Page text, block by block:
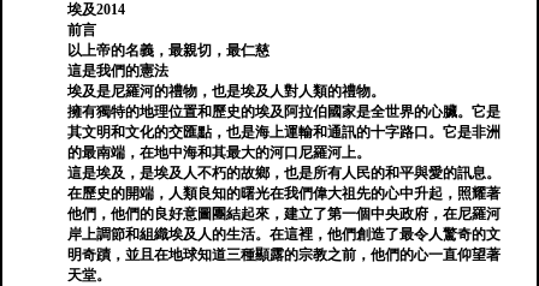
埃及2014
前言
以上帝的名義，最親切，最仁慈
這是我們的憲法
埃及是尼羅河的禮物，也是埃及人對人類的禮物。
擁有獨特的地理位置和歷史的埃及阿拉伯國家是全世界的心臟。它是
其文明和文化的交匯點，也是海上運輸和通訊的十字路口。它是非洲
的最南端，在地中海和其最大的河口尼羅河上。
這是埃及，是埃及人不朽的故鄉，也是所有人民的和平與愛的訊息。
在歷史的開端，人類良知的曙光在我們偉大祖先的心中升起，照耀著
他們，他們的良好意圖團結起來，建立了第一個中央政府，在尼羅河
岸上調節和組織埃及人的生活。在這裡，他們創造了最令人驚奇的文
明奇蹟，並且在地球知道三種顯露的宗教之前，他們的心一直仰望著
天堂。